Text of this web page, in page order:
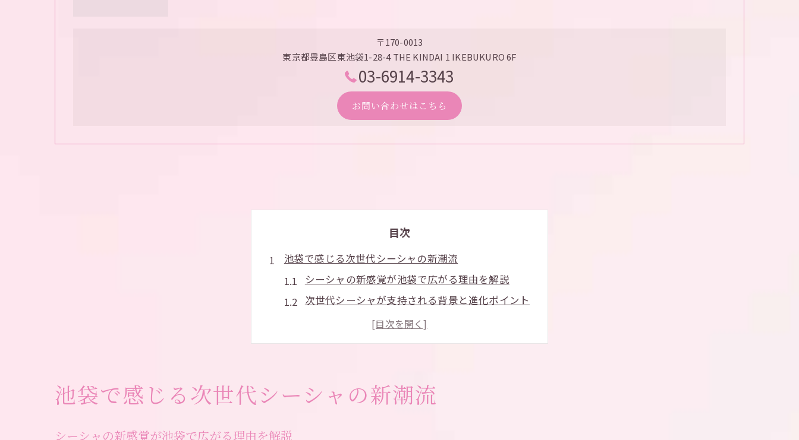
〒170-0013
東京都豊島区東池袋1-28-4 THE KINDAI 1 IKEBUKURO 6F
03-6914-3343
お問い合わせはこちら
目次
池袋で感じる次世代シーシャの新潮流
シーシャの新感覚が池袋で広がる理由を解説
次世代シーシャが支持される背景と進化ポイント
池袋で楽しむシーシャの最新トレンド事情
従来と異なるシーシャ体験を池袋で実感
未来感あふれるシーシャを池袋で体験
シーシャの未来型体験が池袋で叶う理由
池袋で感じる次世代シーシャの新潮流
シーシャの新感覚が池袋で広がる理由を解説